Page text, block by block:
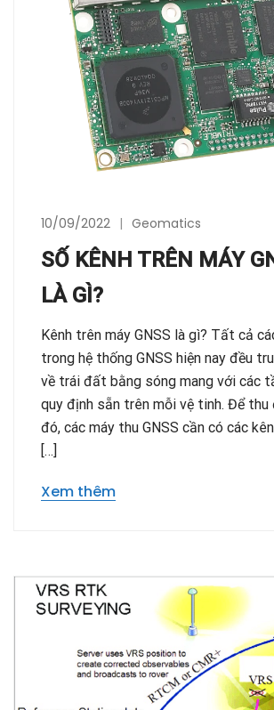
10/09/2022 Geomatics
SỐ KÊNH TRÊN MÁY
LÀ GÌ?
Kênh trên máy GNSS là gì? Tất cả
trong hệ thống GNSS hiện nay đều
về trái đất bằng sóng mang với các
quy định sẵn trên mỗi vệ tinh. Để
đó, các máy thu GNSS cần có các
[…]
Xem thêm